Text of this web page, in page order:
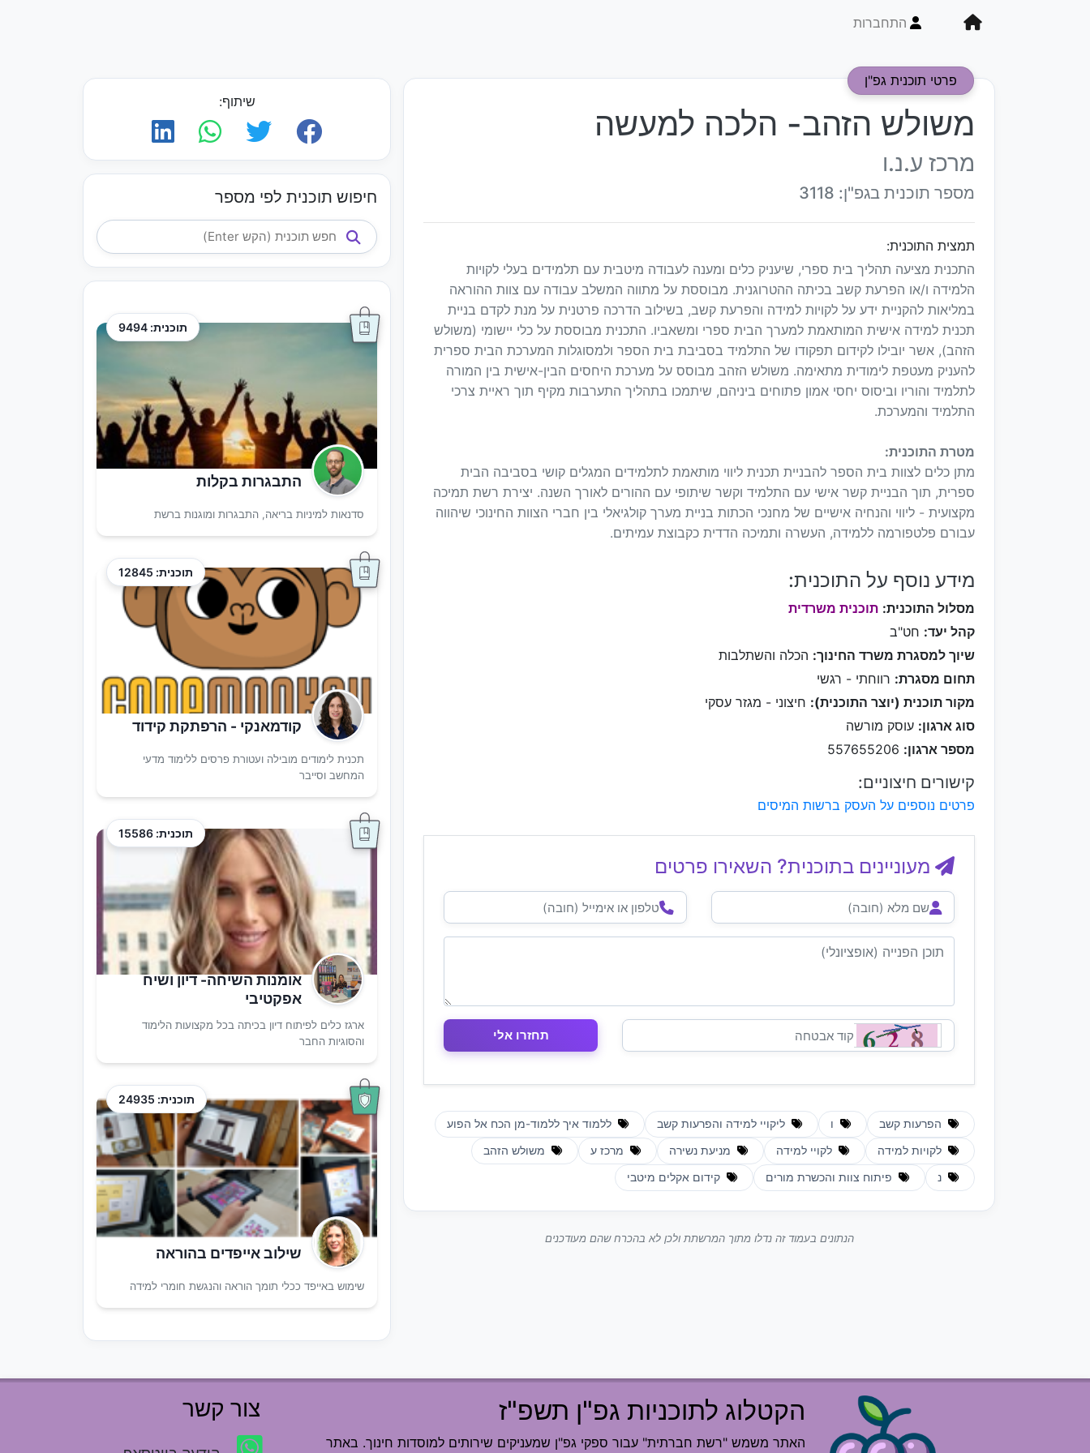
התחברות
פרטי תוכנית גפ"ן
משולש הזהב- הלכה למעשה
מרכז ע.נ.ו
מספר תוכנית בגפ"ן: 3118
תמצית התוכנית:
התכנית מציעה תהליך בית ספרי, שיעניק כלים ומענה לעבודה מיטבית עם תלמידים בעלי לקויות
הלמידה ו/או הפרעת קשב בכיתה ההטרוגנית. מבוססת על מתווה המשלב עבודה עם צוות ההוראה
במליאות להקניית ידע על לקויות למידה והפרעת קשב, בשילוב הדרכה פרטנית על מנת לקדם בניית
תכנית למידה אישית המותאמת למערך הבית ספרי ומשאביו. התכנית מבוססת על כלי יישומי (משולש
הזהב), אשר יובילו לקידום תפקודו של התלמיד בסביבת בית הספר ולמסוגלות המערכת הבית ספרית
להעניק מעטפת לימודית מתאימה. משולש הזהב מבוסס על מערכת היחסים הבין-אישית בין המורה
לתלמיד והוריו וביסוס יחסי אמון פתוחים ביניהם, שיתמכו בתהליך התערבות מקיף תוך ראיית צרכי
התלמיד והמערכת.
מטרת התוכנית:
מתן כלים לצוות בית הספר להבניית תכנית ליווי מותאמת לתלמידים המגלים קושי בסביבה הבית
ספרית, תוך הבניית קשר אישי עם התלמיד וקשר שיתופי עם ההורים לאורך השנה. יצירת רשת תמיכה
מקצועית - ליווי והנחיה אישיים של מחנכי הכתות בניית מערך קולגיאלי בין חברי הצוות החינוכי שיהווה
עבורם פלטפורמה ללמידה, העשרה ותמיכה הדדית כקבוצת עמיתים.
מידע נוסף על התוכנית:
מסלול התוכנית: תוכנית משרדית
קהל יעד: חט"ב
שיוך למסגרת משרד החינוך: הכלה והשתלבות
תחום מסגרת: רווחתי - רגשי
מקור תוכנית (יוצר התוכנית): חיצוני - מגזר עסקי
סוג ארגון: עוסק מורשה
מספר ארגון:
קישורים חיצוניים:
פרטים נוספים על העסק ברשות המיסים
מעוניינים בתוכנית? השאירו פרטים
הפרעות קשב ו ליקויי למידה והפרעות קשב ללמוד איך ללמוד-מן הכח אל הפוע
לקויות למידה לקויי למידה מניעת נשירה מרכז ע משולש הזהב
נ פיתוח צוות והכשרת מורים קידום אקלים מיטבי
הנתונים בעמוד זה נדלו מתוך המרשתת ולכן לא בהכרח שהם מעודכנים
שיתוף:
חיפוש תוכנית לפי מספר
תוכנית: 9494
התבגרות בקלות
סדנאות למיניות בריאה, התבגרות ומוגנות ברשת
תוכנית: 12845
קודמאנקי - הרפתקת קידוד
תכנית לימודים מובילה ועטורת פרסים ללימוד מדעי
המחשב וסייבר
תוכנית: 15586
אומנות השיחה- דיון ושיח
אפקטיבי
ארגז כלים לפיתוח דיון בכיתה בכל מקצועות הלימוד
והסוגיות החבר
תוכנית: 24935
שילוב אייפדים בהוראה
שימוש באייפד ככלי תומך הוראה והנגשת חומרי למידה
הקטלוג לתוכניות גפ"ן תשפ"ז
האתר משמש "רשת חברתית" עבור ספקי גפ"ן שמעניקים שירותים למוסדות חינוך. באתר
צור קשר